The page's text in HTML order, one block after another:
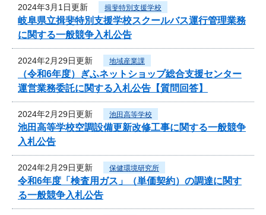
2024年3月1日更新 揖斐特別支援学校
岐阜県立揖斐特別支援学校スクールバス運行管理業務
に関する一般競争入札公告
2024年2月29日更新 地域産業課
（令和6年度）ぎふネットショップ総合支援センター
運営業務委託に関する入札公告【質問回答】
2024年2月29日更新 池田高等学校
池田高等学校空調設備更新改修工事に関する一般競争
入札公告
2024年2月29日更新 保健環境研究所
令和6年度「検査用ガス」（単価契約）の調達に関す
る一般競争入札公告